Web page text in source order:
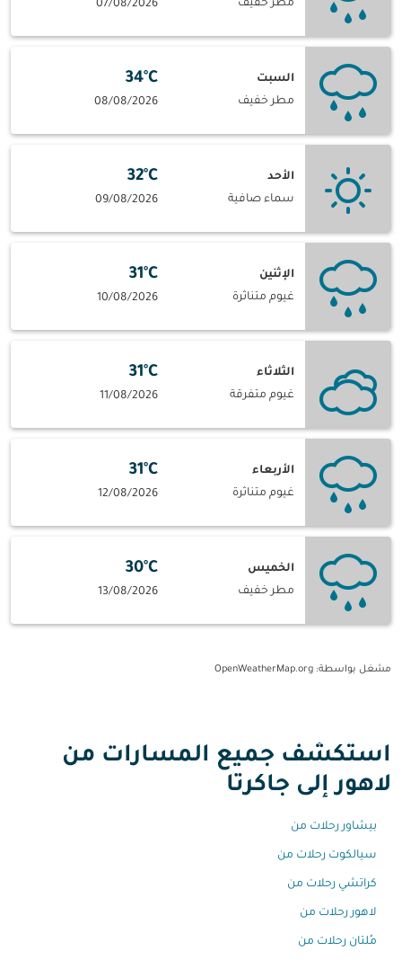
مطر خفيف 07/08/2026
السبت
مطر خفيف
34°C
08/08/2026
الأحد
سماء صافية
32°C
09/08/2026
الإثنين
غيوم متناثرة
31°C
10/08/2026
الثلاثاء
غيوم متفرقة
31°C
11/08/2026
الأربعاء
غيوم متناثرة
31°C
12/08/2026
الخميس
مطر خفيف
30°C
13/08/2026
مشغل بواسطة: OpenWeatherMap.org
استكشف جميع المسارات من
لاهور إلى جاكرتا
بيشاور رحلات من
سيالكوت رحلات من
كراتشي رحلات من
لاهور رحلات من
مُلتان رحلات من